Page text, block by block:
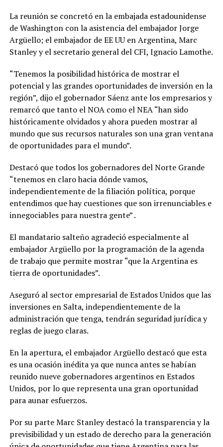
La reunión se concretó en la embajada estadounidense
de Washington con la asistencia del embajador Jorge
Argüello; el embajador de EE UU en Argentina, Marc
Stanley y el secretario general del CFI, Ignacio Lamothe.
“Tenemos la posibilidad histórica de mostrar el
potencial y las grandes oportunidades de inversión en la
región”, dijo el gobernador Sáenz ante los empresarios y
remarcó que tanto el NOA como el NEA “han sido
históricamente olvidados y ahora pueden mostrar al
mundo que sus recursos naturales son una gran ventana
de oportunidades para el mundo”.
Destacó que todos los gobernadores del Norte Grande
“tenemos en claro hacia dónde vamos,
independientemente de la filiación política, porque
entendimos que hay cuestiones que son irrenunciables e
innegociables para nuestra gente” .
El mandatario salteño agradeció especialmente al
embajador Argüello por la programación de la agenda
de trabajo que permite mostrar “que la Argentina es
tierra de oportunidades”.
Aseguró al sector empresarial de Estados Unidos que las
inversiones en Salta, independientemente de la
administración que tenga, tendrán seguridad jurídica y
reglas de juego claras.
En la apertura, el embajador Argüello destacó que esta
es una ocasión inédita ya que nunca antes se habían
reunido nueve gobernadores argentinos en Estados
Unidos, por lo que representa una gran oportunidad
para aunar esfuerzos.
Por su parte Marc Stanley destacó la transparencia y la
previsibilidad y un estado de derecho para la generación